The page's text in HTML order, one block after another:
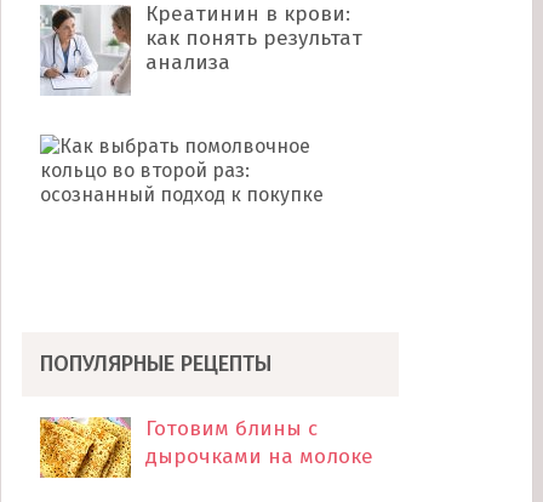
Креатинин в крови:
как понять результат
анализа
ПОПУЛЯРНЫЕ РЕЦЕПТЫ
Готовим блины с
дырочками на молоке